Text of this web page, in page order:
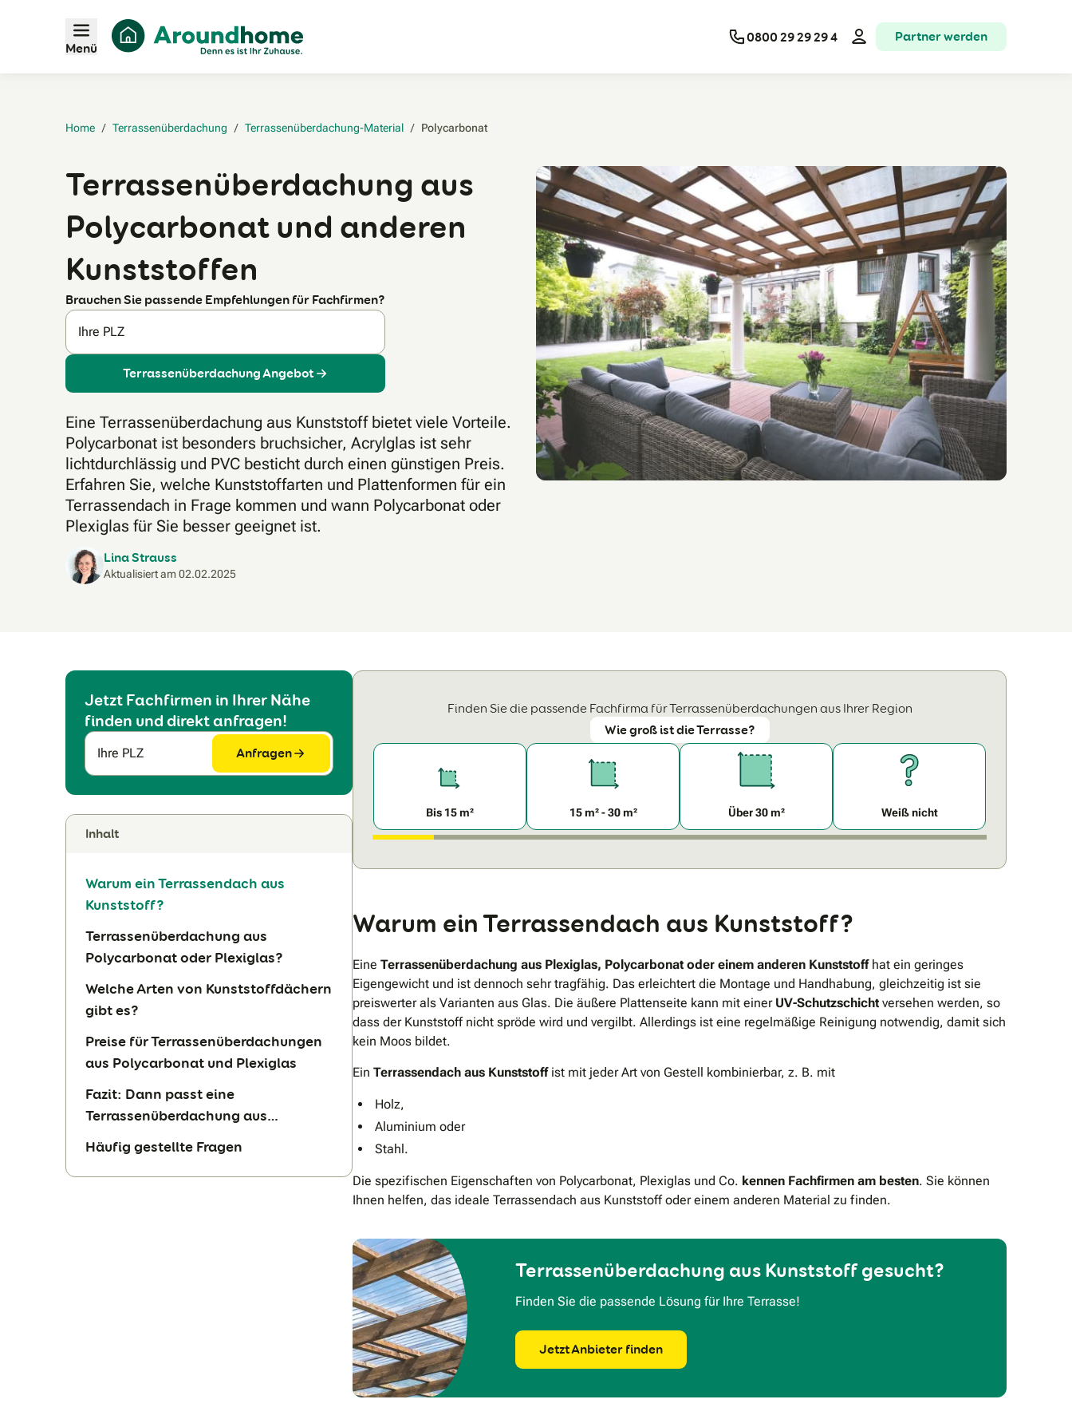
Menü
0800 29 29 29 4 Partner werden
Home / Terrassenüberdachung / Terrassenüberdachung-Material / Polycarbonat‎
Terrassenüberdachung aus
Polycarbonat und anderen
Kunststoffen
Brauchen Sie passende Empfehlungen für Fachfirmen?
Ihre PLZ
Terrassenüberdachung Angebot
Eine Terrassenüberdachung aus Kunststoff bietet viele Vorteile.
Polycarbonat ist besonders bruchsicher, Acrylglas ist sehr
lichtdurchlässig und PVC besticht durch einen günstigen Preis.
Erfahren Sie, welche Kunststoffarten und Plattenformen für ein
Terrassendach in Frage kommen und wann Polycarbonat oder
Plexiglas für Sie besser geeignet ist.
Lina Strauss
Aktualisiert am 02.02.2025
Jetzt Fachfirmen in Ihrer Nähe
finden und direkt anfragen!
Ihre PLZ Anfragen
Inhalt
Warum ein Terrassendach aus
Kunststoff?
Terrassenüberdachung aus
Polycarbonat oder Plexiglas?
Welche Arten von Kunststoffdächern
gibt es?
Preise für Terrassenüberdachungen
aus Polycarbonat und Plexiglas
Fazit: Dann passt eine
Terrassenüberdachung aus
Häufig gestellte Fragen
Finden Sie die passende Fachfirma für Terrassenüberdachungen aus Ihrer Region
Wie groß ist die Terrasse?
Bis 15 m² 15 m² - 30 m² Über 30 m² Weiß nicht
Warum ein Terrassendach aus Kunststoff?
Eine Terrassenüberdachung aus Plexiglas, Polycarbonat oder einem anderen Kunststoffhat ein geringes
Eigengewicht und ist dennoch sehr tragfähig. Das erleichtert die Montage und Handhabung, gleichzeitig ist sie
preiswerter als Varianten aus Glas. Die äußere Plattenseite kann mit einer UV-Schutzschicht versehen werden, so
dass der Kunststoff nicht spröde wird und vergilbt. Allerdings ist eine regelmäßige Reinigung notwendig, damit sich
kein Moos bildet.
Ein Terrassendach aus Kunststoffist mit jeder Art von Gestell kombinierbar, z. B. mit
Holz,
Aluminium oder
Stahl.
Die spezifischen Eigenschaften von Polycarbonat, Plexiglas und Co. kennen Fachfirmen am besten. Sie können
Ihnen helfen, das ideale Terrassendach aus Kunststoff oder einem anderen Material zu finden.
Terrassenüberdachung aus Kunststoff gesucht?
Finden Sie die passende Lösung für Ihre Terrasse!
Jetzt Anbieter finden